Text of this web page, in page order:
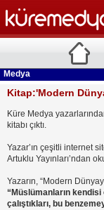
Medya
Kitap:'Modern
Küre Medya
kitabı çıktı.
Yazar’ın çeşitli internet
Artuklu Yayınları’ndan
Yazarın, “Modern
“Müslümanların kendisi
çalıştıkları, bu